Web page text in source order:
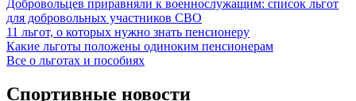
Добровольцев приравняли к военнослужащим: список льгот
для добровольных участников СВО
11 льгот, о которых нужно знать пенсионеру
Какие льготы положены одиноким пенсионерам
Все о льготах и пособиях
Спортивные новости